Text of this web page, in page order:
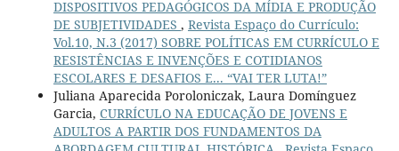
DISPOSITIVOS PEDAGÓGICOS DA MÍDIA E PRODUÇÃO
DE SUBJETIVIDADES , Revista Espaço do Currículo:
Vol.10, N.3 (2017) SOBRE POLÍTICAS EM CURRÍCULO E
RESISTÊNCIAS E INVENÇÕES E COTIDIANOS
ESCOLARES E DESAFIOS E... “VAI TER LUTA!”
Juliana Aparecida Poroloniczak, Laura Domínguez
Garcia, CURRÍCULO NA EDUCAÇÃO DE JOVENS E
ADULTOS A PARTIR DOS FUNDAMENTOS DA